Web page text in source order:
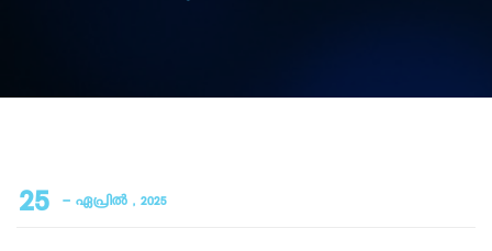
25 - ഏപ്രിൽ , 2025